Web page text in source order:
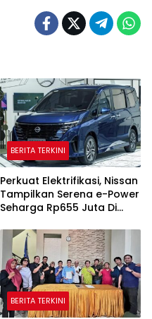
BERITA TERKINI
Perkuat Elektrifikasi, Nissan
Tampilkan Serena e-Power
Seharga Rp655 Juta Di
BERITA TERKINI